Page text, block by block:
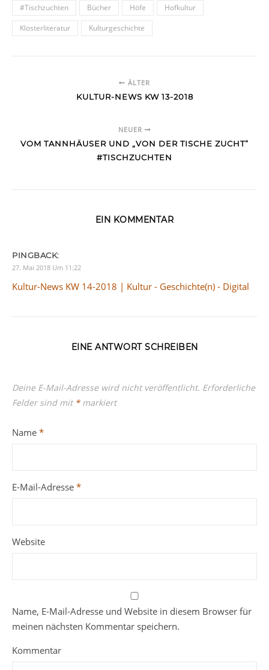
#Tischzuchten Bücher Höfe
Hofkultur
Klosterliteratur
Kulturgeschichte
ÄLTER
KULTUR-NEWS KW 13-2018
NEUER
VOM TANNHÄUSER UND „VON DER TISCHE ZUCHT“
#TISCHZUCHTEN
EIN KOMMENTAR
PINGBACK:
27. Mai 2018 Um 11:22
Kultur-News KW 14-2018 | Kultur - Geschichte(n) - Digital
EINE ANTWORT SCHREIBEN
Deine E-Mail-Adresse wird nicht veröffentlicht. Erforderliche
Felder sind mit *markiert
Name *
E-Mail-Adresse *
Website
Name, E-Mail-Adresse und Website in diesem Browser für
meinen nächsten Kommentar speichern.
Kommentar